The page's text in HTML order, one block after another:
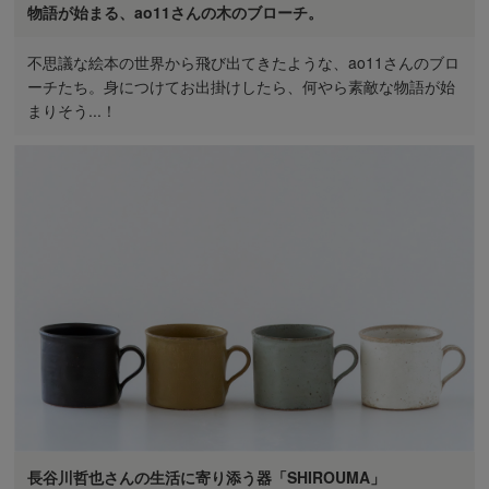
物語が始まる、ao11さんの木のブローチ。
不思議な絵本の世界から飛び出てきたような、ao11さんのブロ
ーチたち。身につけてお出掛けしたら、何やら素敵な物語が始
まりそう...！
長谷川哲也さんの生活に寄り添う器「SHIROUMA」